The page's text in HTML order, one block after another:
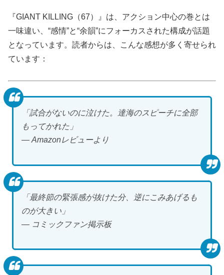
『GIANT KILLING（67）』は、アクション中心の巻とは
一味違い、“感情”と“余韻”にフォーカスされた構成が話題
となっています。読者からは、こんな感想が多く寄せられ
ています：
「試合がないのに泣けた。達海のスピーチに全部
もってかれた」
― Amazonレビューより
「最終節の緊張感が抜けた分、逆にこみあげるも
のが大きい」
― コミックファン掲示板